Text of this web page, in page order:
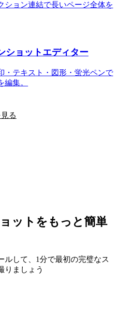
ション連結で長いページ全体を
ショットエディター
・テキスト・図形・蛍光ペンで
編集。
る
ットをもっと簡単
ルして、1分で最初の完璧なス
りましょう